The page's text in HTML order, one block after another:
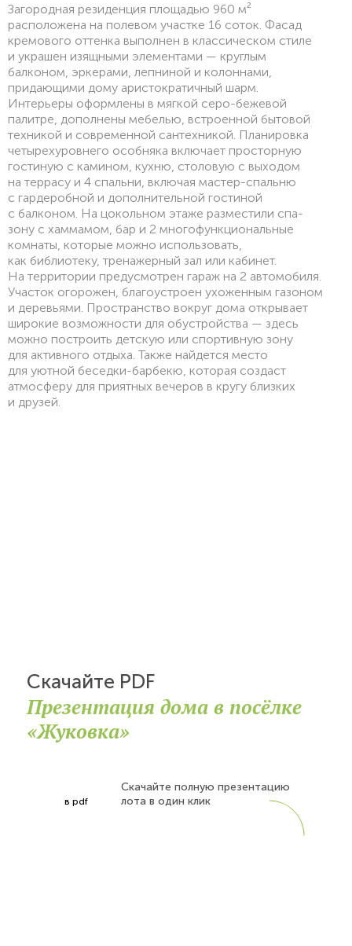
Загородная резиденция площадью 960 м²
расположена на полевом участке 16 соток. Фасад
кремового оттенка выполнен в классическом стиле
и украшен изящными элементами — круглым
балконом, эркерами, лепниной и колоннами,
придающими дому аристократичный шарм.
Интерьеры оформлены в мягкой серо-бежевой
палитре, дополнены мебелью, встроенной бытовой
техникой и современной сантехникой. Планировка
четырехуровнего особняка включает просторную
гостиную с камином, кухню, столовую с выходом
на террасу и 4 спальни, включая мастер-спальню
с гардеробной и дополнительной гостиной
с балконом. На цокольном этаже разместили спа-
зону с хаммамом, бар и 2 многофункциональные
комнаты, которые можно использовать,
как библиотеку, тренажерный зал или кабинет.
На территории предусмотрен гараж на 2 автомобиля.
Участок огорожен, благоустроен ухоженным газоном
и деревьями. Пространство вокруг дома открывает
широкие возможности для обустройства — здесь
можно построить детскую или спортивную зону
для активного отдыха. Также найдется место
для уютной беседки-барбекю, которая создаст
атмосферу для приятных вечеров в кругу близких
и друзей.
Скачайте PDF
Презентация дома в посёлке
«Жуковка»
в pdf
Скачайте полную презентацию
лота в один клик